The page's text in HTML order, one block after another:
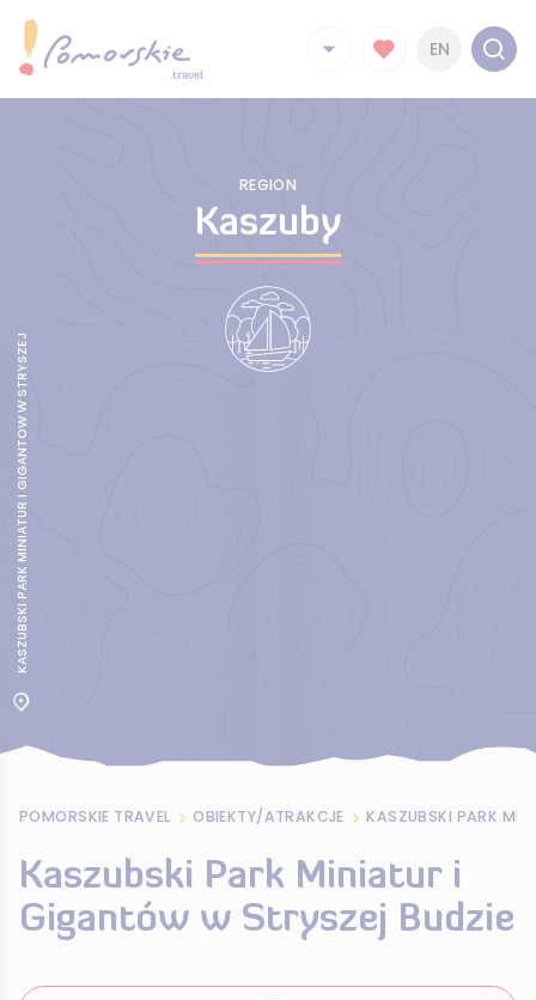
EN
REGION
Kaszuby
KASZUBSKI PARK MINIATUR I GIGANTOW W STRYSZEJ BUDZIE
POMORSKIE TRAVEL OBIEKTY/ATRAKCJE
Kaszubski Park Miniatur i
Gigantów w Stryszej Budzie